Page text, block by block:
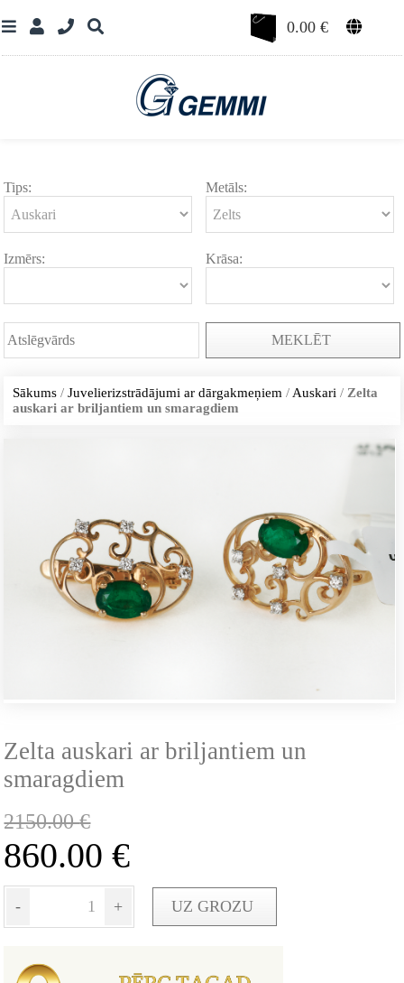
0.00€
Tips: Metāls:
Izmērs: Krāsa:
MEKLĒT
Sākums /Juvelierizstrādājumi ar dārgakmeņiem / Auskari / Zelta
auskari ar briljantiem un smaragdiem
Zelta auskari ar briljantiem un
smaragdiem
2150.00€
860.00€
- + UZ GROZU